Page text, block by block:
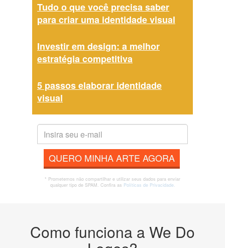
Tudo o que você precisa saber
para criar uma identidade visual
Investir em design: a melhor
estratégia competitiva
5 passos elaborar identidade
visual
QUERO MINHA ARTE AGORA
* Prometemos não compartilhar e utilizar seus dados para enviar
qualquer tipo de SPAM. Confira as Políticas de Privacidade.
Como funciona a We Do